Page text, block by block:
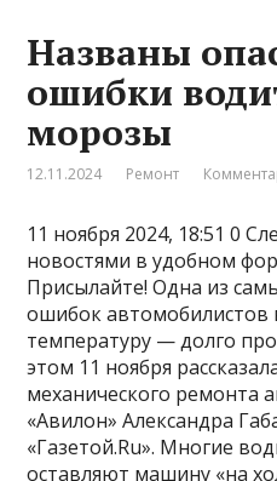
Названы
ошибки
морозы
12.11.2024 Ремонт
11 ноября 2024, 18:51 0
новостями в удобном
Присылайте! Одна из
ошибок автомобилистов
температуру — долго
этом 11 ноября
механического ремонта
«Авилон» Александра
«Газетой.Ru». Многие
оставляют машину «на